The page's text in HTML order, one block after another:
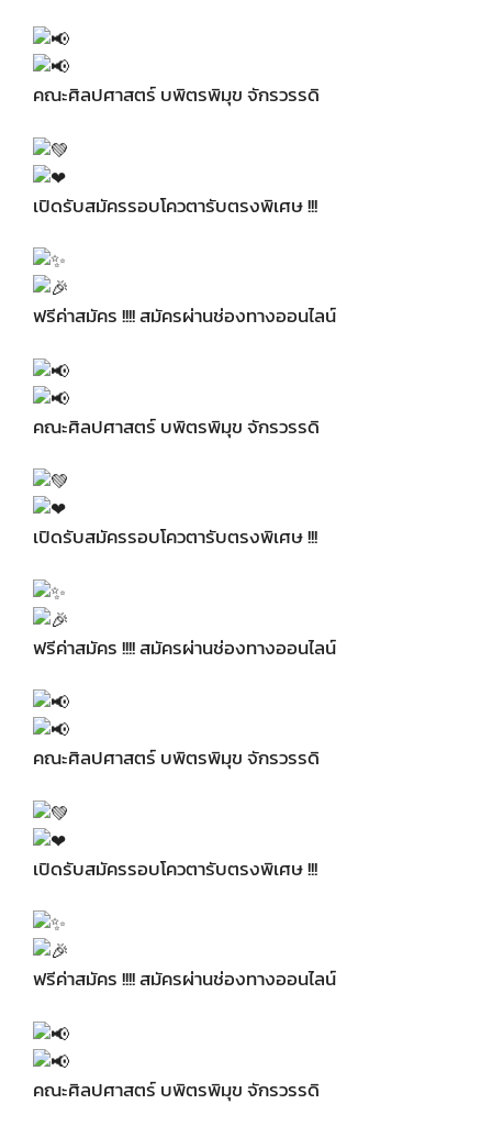
คณะศิลปศาสตร์ บพิตรพิมุข จักรวรรดิ
เปิดรับสมัครรอบโควตารับตรงพิเศษ !!!
ฟรีค่าสมัคร !!!! สมัครผ่านช่องทางออนไลน์
คณะศิลปศาสตร์ บพิตรพิมุข จักรวรรดิ
เปิดรับสมัครรอบโควตารับตรงพิเศษ !!!
ฟรีค่าสมัคร !!!! สมัครผ่านช่องทางออนไลน์
คณะศิลปศาสตร์ บพิตรพิมุข จักรวรรดิ
เปิดรับสมัครรอบโควตารับตรงพิเศษ !!!
ฟรีค่าสมัคร !!!! สมัครผ่านช่องทางออนไลน์
คณะศิลปศาสตร์ บพิตรพิมุข จักรวรรดิ